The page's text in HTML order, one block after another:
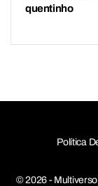
quentinho
Política
© 2026 -